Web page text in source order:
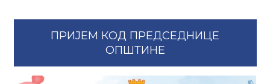
ПРИЈЕМ КОД ПРЕДСЕДНИЦЕ
ОПШТИНЕ